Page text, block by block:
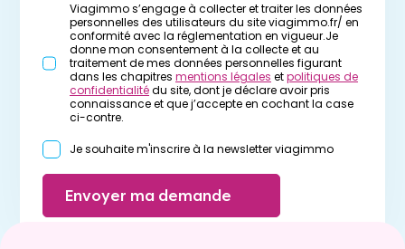
Viagimmo s’engage à collecter et traiter les données
personnelles des utilisateurs du site viagimmo.fr/ en
conformité avec la réglementation en vigueur.Je
donne mon consentement à la collecte et au
traitement de mes données personnelles figurant
dans les chapitres mentions légales etpolitiques de
confidentialitédu site, dont je déclare avoir pris
connaissance et que j’accepte en cochant la case
ci-contre.
Je souhaite m'inscrire à la newsletter viagimmo
Envoyer ma demande